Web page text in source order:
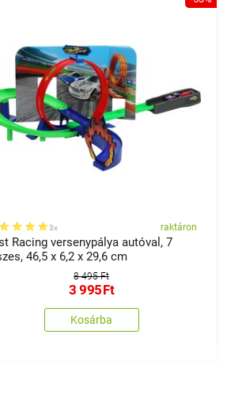
3x raktáron
Racing versenypálya autóval, 7
46,5 x 6,2 x 29,6 cm
8 495 Ft
3 995Ft
Kosárba